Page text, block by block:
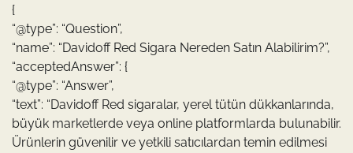
{
“@type”: “Question”,
“name”: “Davidoff Red Sigara Nereden Satın Alabilirim?”,
“acceptedAnswer”: {
“@type”: “Answer”,
“text”: “Davidoff Red sigaralar, yerel tütün dükkanlarında,
büyük marketlerde veya online platformlarda bulunabilir.
Ürünlerin güvenilir ve yetkili satıcılardan temin edilmesi